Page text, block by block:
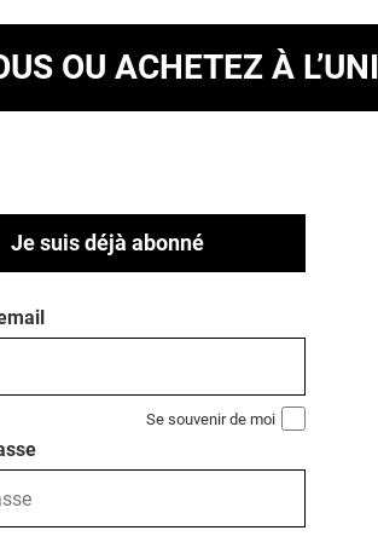
OU ACHETEZ À
Je suis déjà abonné
Se souvenir de moi